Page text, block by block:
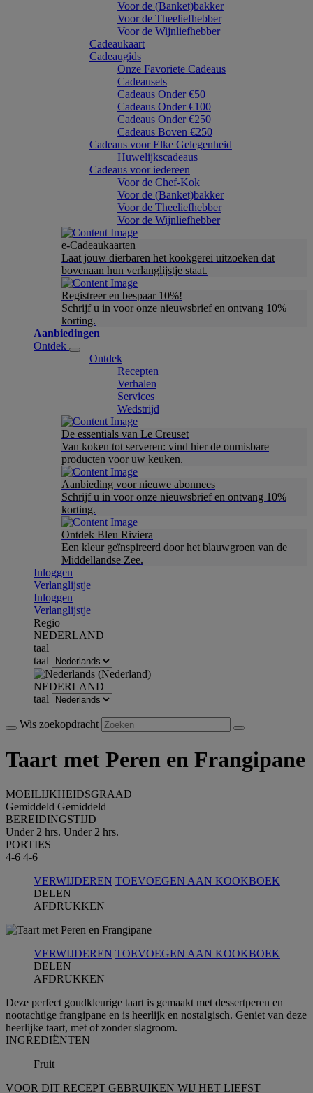
Voor de (Banket)bakker
Voor de Theeliefhebber
Voor de Wijnliefhebber
Cadeaukaart
Cadeaugids
Onze Favoriete Cadeaus
Cadeausets
Cadeaus Onder €50
Cadeaus Onder €100
Cadeaus Onder €250
Cadeaus Boven €250
Cadeaus voor Elke Gelegenheid
Huwelijkscadeaus
Cadeaus voor iedereen
Voor de Chef-Kok
Voor de (Banket)bakker
Voor de Theeliefhebber
Voor de Wijnliefhebber
e-Cadeaukaarten
Laat jouw dierbaren het kookgerei uitzoeken dat
bovenaan hun verlanglijstje staat.
Registreer en bespaar 10%!
Schrijf u in voor onze nieuwsbrief en ontvang 10%
korting.
Aanbiedingen
Ontdek
Ontdek
Recepten
Verhalen
Services
Wedstrijd
De essentials van Le Creuset
Van koken tot serveren: vind hier de onmisbare
producten voor uw keuken.
Aanbieding voor nieuwe abonnees
Schrijf u in voor onze nieuwsbrief en ontvang 10%
korting.
Ontdek Bleu Riviera
Een kleur geïnspireerd door het blauwgroen van de
Middellandse Zee.
Inloggen
Verlanglijstje
Inloggen
Verlanglijstje
Regio
NEDERLAND
taal
taal
NEDERLAND
taal
Wis zoekopdracht
Taart met Peren en Frangipane
MOEILIJKHEIDSGRAAD
Gemiddeld Gemiddeld
BEREIDINGSTIJD
Under 2 hrs. Under 2 hrs.
PORTIES
4-6 4-6
VERWIJDEREN TOEVOEGEN AAN KOOKBOEK
DELEN
AFDRUKKEN
VERWIJDEREN TOEVOEGEN AAN KOOKBOEK
DELEN
AFDRUKKEN
Deze perfect goudkleurige taart is gemaakt met dessertperen en
nootachtige frangipane en is heerlijk en nostalgisch. Geniet van deze
heerlijke taart, met of zonder slagroom.
INGREDIЁNTEN
Fruit
VOOR DIT RECEPT GEBRUIKEN WIJ HET LIEFST